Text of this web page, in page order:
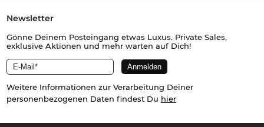
Newsletter
Gönne Deinem Posteingang etwas Luxus. Private Sales,
exklusive Aktionen und mehr warten auf Dich!
Weitere Informationen zur Verarbeitung Deiner
personenbezogenen Daten findest Du hier